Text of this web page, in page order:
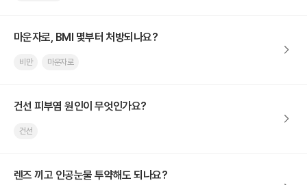
마운자로, BMI 몇부터 처방되나요?
비만 마운자로
건선 피부염 원인이 무엇인가요?
건선
렌즈 끼고 인공눈물 투약해도 되나요?